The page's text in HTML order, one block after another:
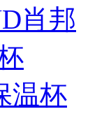
肖邦
温杯